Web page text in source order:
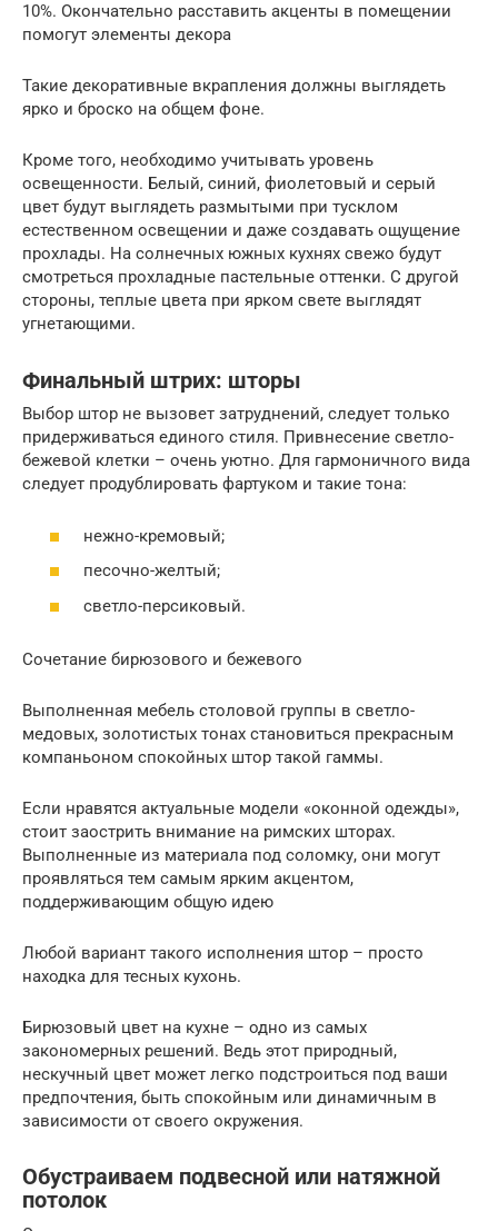
10%. Окончательно расставить акценты в помещении
помогут элементы декора
Такие декоративные вкрапления должны выглядеть
ярко и броско на общем фоне.
Кроме того, необходимо учитывать уровень
освещенности. Белый, синий, фиолетовый и серый
цвет будут выглядеть размытыми при тусклом
естественном освещении и даже создавать ощущение
прохлады. На солнечных южных кухнях свежо будут
смотреться прохладные пастельные оттенки. С другой
стороны, теплые цвета при ярком свете выглядят
угнетающими.
Финальный штрих: шторы
Выбор штор не вызовет затруднений, следует только
придерживаться единого стиля. Привнесение светло-
бежевой клетки – очень уютно. Для гармоничного вида
следует продублировать фартуком и такие тона:
нежно-кремовый;
песочно-желтый;
светло-персиковый.
Сочетание бирюзового и бежевого
Выполненная мебель столовой группы в светло-
медовых, золотистых тонах становиться прекрасным
компаньоном спокойных штор такой гаммы.
Если нравятся актуальные модели «оконной одежды»,
стоит заострить внимание на римских шторах.
Выполненные из материала под соломку, они могут
проявляться тем самым ярким акцентом,
поддерживающим общую идею
Любой вариант такого исполнения штор – просто
находка для тесных кухонь.
Бирюзовый цвет на кухне – одно из самых
закономерных решений. Ведь этот природный,
нескучный цвет может легко подстроиться под ваши
предпочтения, быть спокойным или динамичным в
зависимости от своего окружения.
Обустраиваем подвесной или натяжной
потолок